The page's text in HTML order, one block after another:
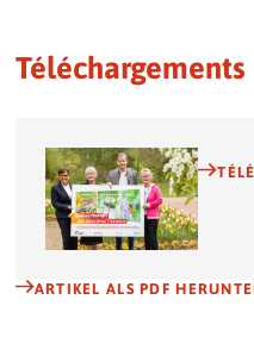
Téléchargements
ARTIKEL ALS PDF